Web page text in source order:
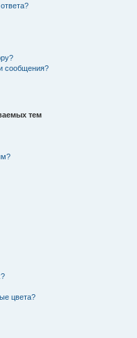
сообщения?
тем
цвета?